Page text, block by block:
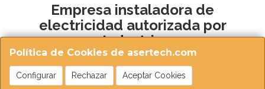
Política de Cookies de asertech.com
Configurar Rechazar Aceptar Cookies
Empresa instaladora de
electricidad autorizada por
Industria